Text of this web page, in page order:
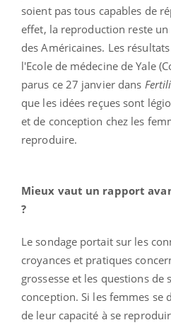
soient pas tous capables de
effet, la reproduction reste
des Américaines. Les
l'Ecole de médecine de Yale
parus ce 27 janvier dans
que les idées reçues sont
et de conception chez les
reproduire.
Mieux vaut un rapport
?
Le sondage portait sur les
croyances et pratiques
grossesse et les questions de
conception. Si les femmes se
de leur capacité à se